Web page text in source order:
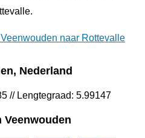
naar Rottevalle
Nederland
// Lengtegraad: 5.99147
Veenwouden